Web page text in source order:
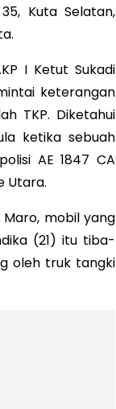
Kuta Selatan,
I Ketut Sukadi
keterangan
TKP. Diketahui
ketika sebuah
AE 1847 CA
Utara.
mobil yang
(21) itu tiba-
oleh truk tangki